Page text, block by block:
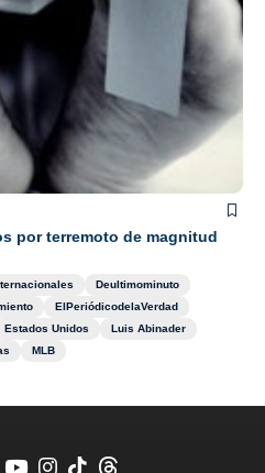
por terremoto de magnitud
Deultimominuto
ElPeriódicodelaVerdad
Estados Unidos
Luis Abinader
MLB